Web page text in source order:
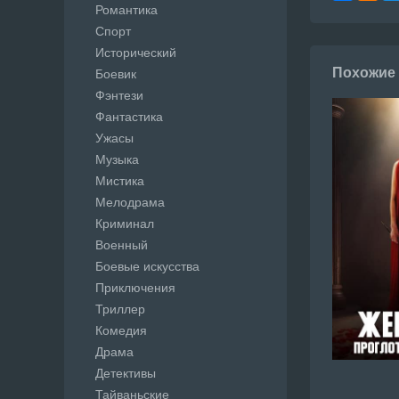
Похожие
Романтика
Спорт
Исторический
Боевик
Фэнтези
Фантастика
Ужасы
Музыка
Мистика
Мелодрама
Криминал
Военный
Боевые искусства
Приключения
Триллер
Комедия
Драма
Детективы
Тайваньские